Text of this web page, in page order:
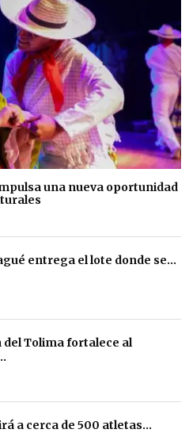
una nueva oportunidad
entrega el lote donde se...
del Tolima fortalece al
a cerca de 500 atletas...